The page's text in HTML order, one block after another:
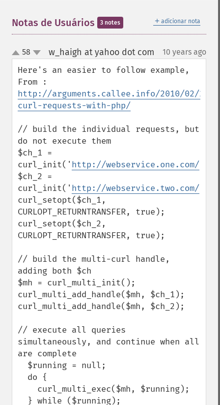
＋ adicionar nota
Notas de Usuários 3 notes
up
down
58 w_haigh at yahoo dot com 10 years ago
Here's an easier to follow example,
http://arguments.callee.info/2010/02/21/
curl-requests-with-php/
// build the individual requests, but
do not execute them
$ch_1 =
curl_init(' http://webservice.one.com/
$ch_2 =
curl_init(' http://webservice.two.com/
curl_setopt($ch_1,
CURLOPT_RETURNTRANSFER, true);
curl_setopt($ch_2,
CURLOPT_RETURNTRANSFER, true);
// build the multi-curl handle,
adding both $ch
$mh = curl_multi_init();
curl_multi_add_handle($mh, $ch_1);
curl_multi_add_handle($mh, $ch_2);
// execute all queries
simultaneously, and continue when all
are complete